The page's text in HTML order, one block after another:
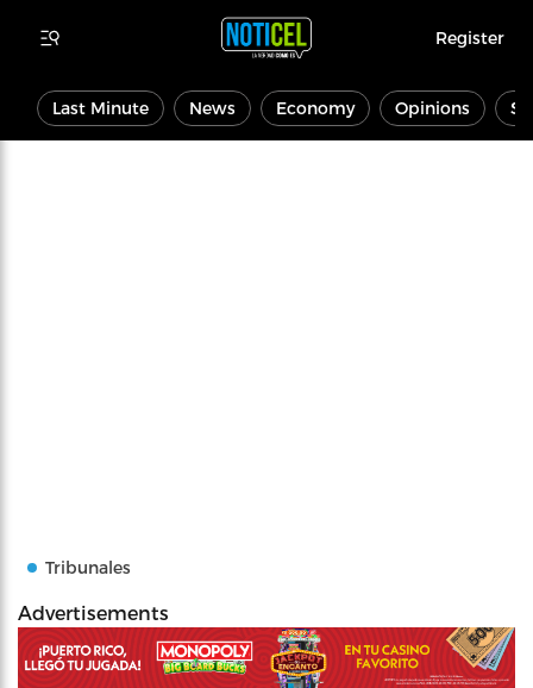
Register
Last Minute News Economy Opinions
Tribunales
Advertisements